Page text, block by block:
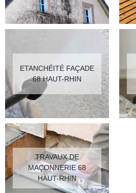
ETANCHÉITÉ FAÇADE
68 HAUT-RHIN
TRAVAUX DE
MAÇONNERIE 68
HAUT-RHIN